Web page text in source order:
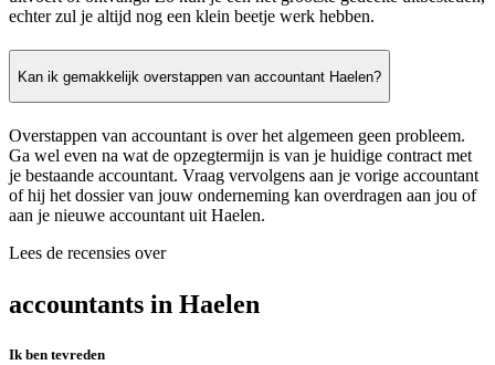
echter zul je altijd nog een klein beetje werk hebben.
Kan ik gemakkelijk overstappen van accountant Haelen?
Overstappen van accountant is over het algemeen geen probleem.
Ga wel even na wat de opzegtermijn is van je huidige contract met
je bestaande accountant. Vraag vervolgens aan je vorige accountant
of hij het dossier van jouw onderneming kan overdragen aan jou of
aan je nieuwe accountant uit Haelen.
Lees de recensies over
accountants in Haelen
Ik ben tevreden